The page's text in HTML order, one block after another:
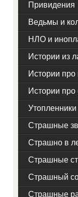
Привидения
Ведьмы и
НЛО и
Истории из
Истории
Истории про
Утопленники
Страшные
Страшно в
Страшные
Страшный
Страшные